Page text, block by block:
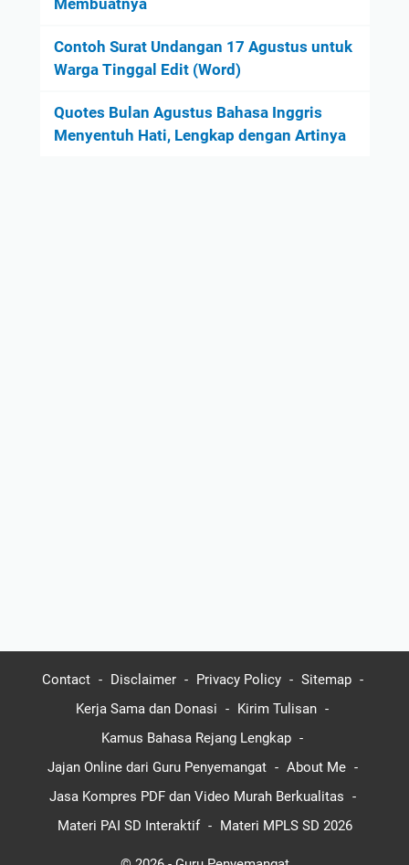
Membuatnya
Contoh Surat Undangan 17 Agustus untuk
Warga Tinggal Edit (Word)
Quotes Bulan Agustus Bahasa Inggris
Menyentuh Hati, Lengkap dengan Artinya
Contact Disclaimer Privacy Policy
Sitemap
Kerja Sama dan Donasi
Kirim Tulisan
Kamus Bahasa Rejang Lengkap
Jajan Online dari Guru Penyemangat
About Me
Jasa Kompres PDF dan Video Murah Berkualitas
Materi PAI SD Interaktif
Materi MPLS SD 2026